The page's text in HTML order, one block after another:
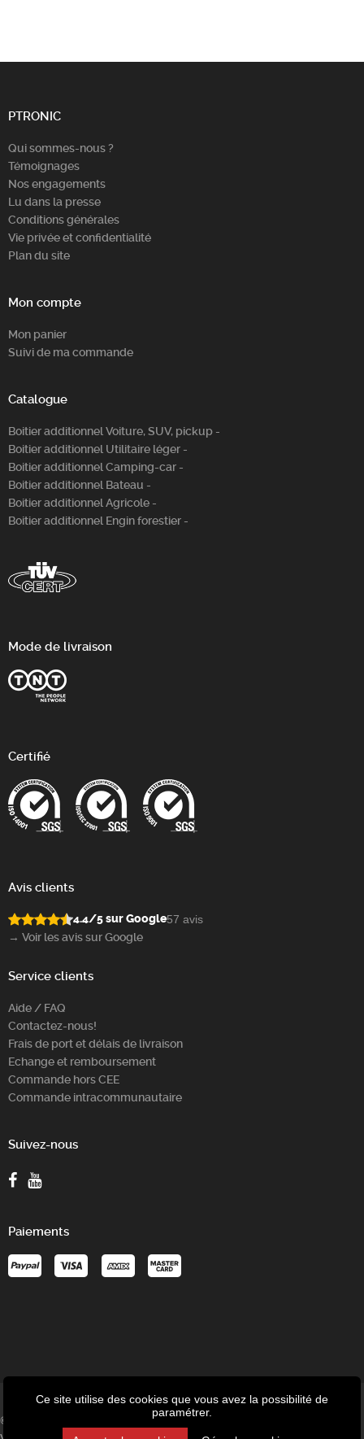
PTRONIC
Qui sommes-nous ?
Témoignages
Nos engagements
Lu dans la presse
Conditions générales
Vie privée et confidentialité
Plan du site
Mon compte
Mon panier
Suivi de ma commande
Catalogue
Boitier additionnel Voiture, SUV, pickup -
Boitier additionnel Utilitaire léger -
Boitier additionnel Camping-car -
Boitier additionnel Bateau -
Boitier additionnel Agricole -
Boitier additionnel Engin forestier -
Mode de livraison
Certifié
Avis clients
4.4/5 sur Google57 avis
→ Voir les avis sur Google
Service clients
Aide / FAQ
Contactez-nous!
Frais de port et délais de livraison
Echange et remboursement
Commande hors CEE
Commande intracommunautaire
Suivez-nous
Paiements
© P-Tronic - Speed-up SRL - Avenue des Tilleuls 8/1C - 4802
Ce site utilise des cookies que vous avez la possibilité de
paramétrer.